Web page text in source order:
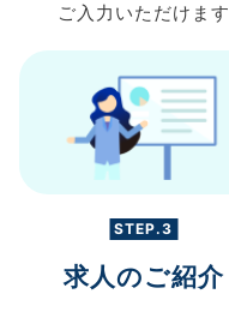
ご入力 いただけます
STEP.3
求人のご紹介